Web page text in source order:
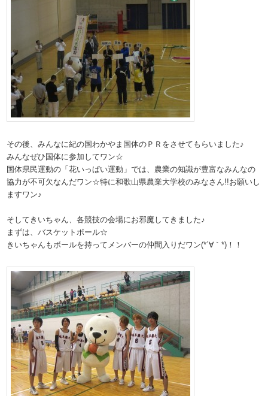
その後、みんなに紀の国わかやま国体のＰＲをさせてもらいました♪
みんなぜひ国体に参加してワン☆
国体県民運動の「花いっぱい運動」では、農業の知識が豊富なみんなの
協力が不可欠なんだワン☆特に和歌山県農業大学校のみなさん!!お願いし
ますワン♪
そしてきいちゃん、各競技の会場にお邪魔してきました♪
まずは、バスケットボール☆
きいちゃんもボールを持ってメンバーの仲間入りだワン(*´∀｀*)！！